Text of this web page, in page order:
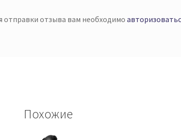
отправки отзыва вам необходимо
Похожие